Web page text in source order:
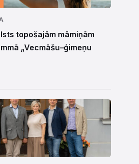
topošajām māmiņām
„Vecmāšu–ģimeņu